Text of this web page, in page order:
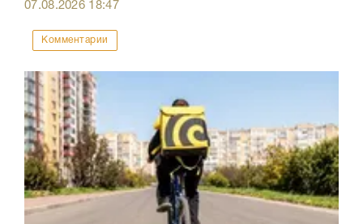
07.08.2026 18:47
Комментарии